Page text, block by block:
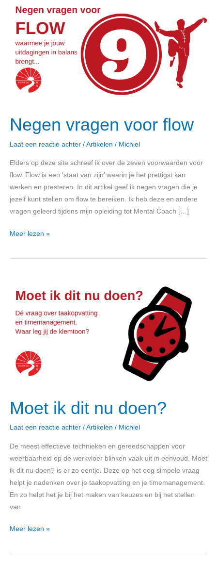
Negen vragen voor flow
Laat een reactie achter / Artikelen / Michiel
Elders op deze site schreef ik over de zeven voorwaarden voor
flow. Flow is een ‘staat van zijn’ waarin je het prettigst kan
werken en presteren. In dit artikel geef ik negen vragen die je
jezelf kunt stellen om flow te bereiken. Ik heb deze en andere
vragen geleerd tijdens mijn opleiding tot Mental Coach […]
vragen
voor
flow
Meer lezen »
Moet ik dit nu doen?
Laat een reactie achter / Artikelen / Michiel
De meest effectieve technieken en gereedschappen voor
weerbaarheid op de werkvloer blinken vaak uit in eenvoud. Moet
ik dit nu doen? is er zo eentje. Deze op het oog simpele vraag
helpt je nadenken over je taakopvatting en je timemanagement.
En zo helpt het je bij het maken van keuzes en bij het stellen
van
nu
doen?
Meer lezen »